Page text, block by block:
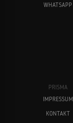
WHATSAPP
PRISMA
IMPRESSUM
KONTAKT